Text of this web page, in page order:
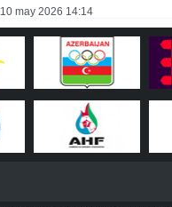
10 may 2026 14:14